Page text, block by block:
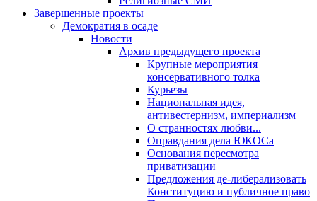
Завершенные проекты
Демократия в осаде
Новости
Архив предыдущего проекта
Крупные мероприятия
консервативного толка
Курьезы
Национальная идея,
антивестернизм, империализм
О странностях любви...
Оправдания дела ЮКОСа
Основания пересмотра
приватизации
Предложения де-либерализовать
Конституцию и публичное право